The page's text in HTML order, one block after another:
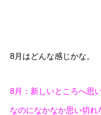
8月はどんな感じかな。
8月：新しいところへ思
なのになかなか思い切れ